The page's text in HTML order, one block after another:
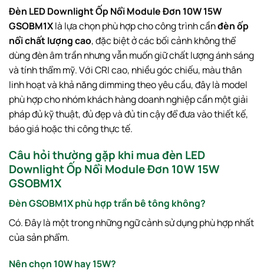
Đèn LED Downlight Ốp Nổi Module Đơn 10W 15W
GSOBM1Xlà lựa chọn phù hợp cho công trình cầnđèn ốp
nổi chất lượng cao, đặc biệt ở các bối cảnh không thể
dùng đèn âm trần nhưng vẫn muốn giữ chất lượng ánh sáng
và tính thẩm mỹ. Với CRI cao, nhiều góc chiếu, màu thân
linh hoạt và khả năng dimming theo yêu cầu, đây là model
phù hợp cho nhóm khách hàng doanh nghiệp cần một giải
pháp đủ kỹ thuật, đủ đẹp và đủ tin cậy để đưa vào thiết kế,
báo giá hoặc thi công thực tế.
Câu hỏi thường gặp khi mua đèn LED
Downlight Ốp Nổi Module Đơn 10W 15W
GSOBM1X
Đèn GSOBM1X phù hợp trần bê tông không?
Có. Đây là một trong những ngữ cảnh sử dụng phù hợp nhất
của sản phẩm.
Nên chọn 10W hay 15W?